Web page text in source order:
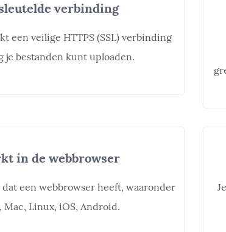
verbinding
een veilige HTTPS (SSL) verbinding
je bestanden kunt uploaden.
in de webbrowser
een webbrowser heeft, waaronder
Mac, Linux, iOS, Android.